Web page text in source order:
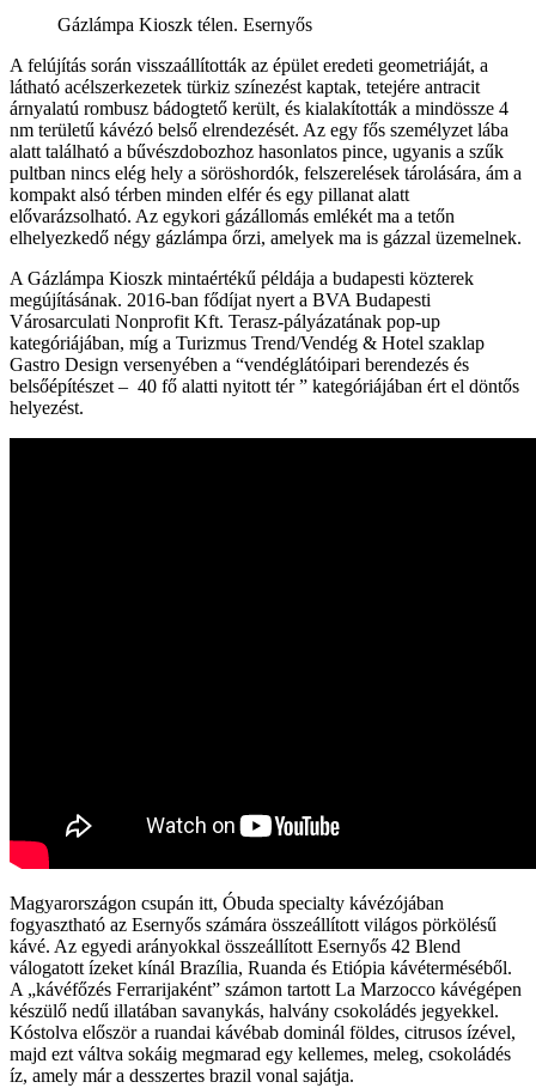
Gázlámpa Kioszk télen. Esernyős
A felújítás során visszaállították az épület eredeti geometriáját, a
látható acélszerkezetek türkiz színezést kaptak, tetejére antracit
árnyalatú rombusz bádogtető került, és kialakították a mindössze 4
nm területű kávézó belső elrendezését. Az egy fős személyzet lába
alatt található a bűvészdobozhoz hasonlatos pince, ugyanis a szűk
pultban nincs elég hely a söröshordók, felszerelések tárolására, ám a
kompakt alsó térben minden elfér és egy pillanat alatt
elővarázsolható. Az egykori gázállomás emlékét ma a tetőn
elhelyezkedő négy gázlámpa őrzi, amelyek ma is gázzal üzemelnek.
A Gázlámpa Kioszk mintaértékű példája a budapesti közterek
megújításának. 2016-ban fődíjat nyert a BVA Budapesti
Városarculati Nonprofit Kft. Terasz-pályázatának pop-up
kategóriájában, míg a Turizmus Trend/Vendég & Hotel szaklap
Gastro Design versenyében a “vendéglátóipari berendezés és
belsőépítészet – 40 fő alatti nyitott tér ” kategóriájában ért el döntős
helyezést.
Magyarországon csupán itt, Óbuda specialty kávézójában
fogyasztható az Esernyős számára összeállított világos pörkölésű
kávé. Az egyedi arányokkal összeállított Esernyős 42 Blend
válogatott ízeket kínál Brazília, Ruanda és Etiópia kávéterméséből.
A „kávéfőzés Ferrarijaként” számon tartott La Marzocco kávégépen
készülő nedű illatában savanykás, halvány csokoládés jegyekkel.
Kóstolva először a ruandai kávébab dominál földes, citrusos ízével,
majd ezt váltva sokáig megmarad egy kellemes, meleg, csokoládés
íz, amely már a desszertes brazil vonal sajátja.